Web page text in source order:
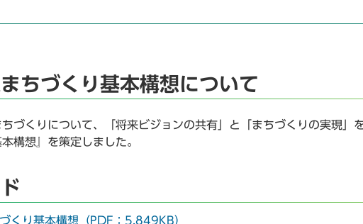
ちづくり基本構想について
づくりについて、「将来ビジョンの共有」と「まちづくりの実現」
構想』を策定しました。
くり基本構想（PDF：5,849KB）